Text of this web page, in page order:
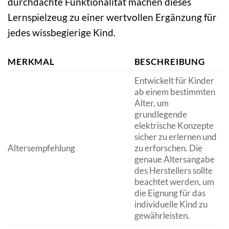
Lernspielzeug zu einer wertvollen Ergänzung für
jedes wissbegierige Kind.
MERKMAL BESCHREIBUNG
Altersempfehlung
Entwickelt für Kinder
ab einem bestimmten
Alter, um
grundlegende
elektrische Konzepte
sicher zu erlernen und
zu erforschen. Die
genaue Altersangabe
des Herstellers sollte
beachtet werden, um
die Eignung für das
individuelle Kind zu
gewährleisten.